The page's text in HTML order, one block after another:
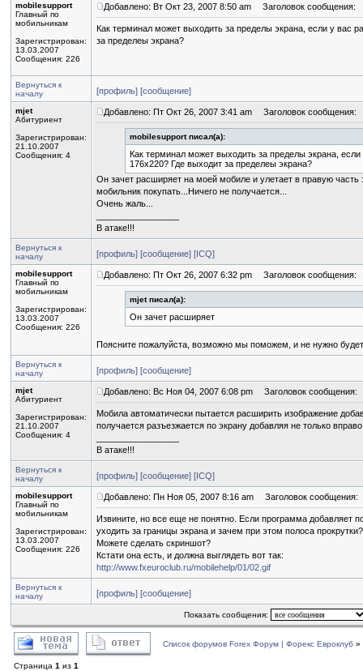
mobilesupport
Главный по
мобильникам
Зарегистрирован:
13.03.2007
Сообщения: 226
Добавлено: Вт Окт 23, 2007 8:50 am Заголовок сообщения:
Как терминал может выходить за пределы экрана, если у вас
за пределеы экрана?
Вернуться к
началу
[профиль] [сообщение]
mjet
Абитуриент
Зарегистрирован:
21.10.2007
Сообщения: 4
Добавлено: Пт Окт 26, 2007 3:41 am Заголовок сообщения:
mobilesupport писал(а):
Как терминал может выходить за пределы экрана,
176x220? Где выходит за пределеы экрана?
Он зачет расширяет на моей мобиле и улетает в правую часть
мобильник покупать...Ничего не получается...
Очень жаль...
В атаке!!!
Вернуться к
началу
[профиль] [сообщение] [ICQ]
mobilesupport
Главный по
мобильникам
Зарегистрирован:
13.03.2007
Сообщения: 226
Добавлено: Пт Окт 26, 2007 6:32 pm Заголовок сообщения:
mjet писал(а):
Он зачет расширяет
Поясните пожалуйста, возможно мы поможем, и не нужно
Вернуться к
началу
[профиль] [сообщение]
mjet
Абитуриент
Зарегистрирован:
21.10.2007
Сообщения: 4
Добавлено: Вс Ноя 04, 2007 6:08 pm Заголовок сообщения:
Мобила автоматически пытается расширить изображение
получается разъезжается по экрану добавляя не только
В атаке!!!
Вернуться к
началу
[профиль] [сообщение] [ICQ]
mobilesupport
Главный по
мобильникам
Зарегистрирован:
13.03.2007
Сообщения: 226
Добавлено: Пн Ноя 05, 2007 8:16 am Заголовок сообщения:
Извините, но все еще не понятно. Если программа добавляет
уходить за границы экрана и зачем при этом полоса
Можете сделать скриншот?
Кстати она есть, и должна выглядеть вот так:
http://www.fxeuroclub.ru/mobilehelp/01/02.gif
Вернуться к
началу
[профиль] [сообщение]
Показать сообщения:
Список форумов Forex Форум | Форекс Евроклуб »
Страница 1 из 1